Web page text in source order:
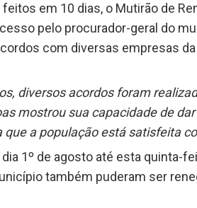
em 10 dias, o Mutirão de
pelo procurador-geral do
com diversas empresas
diversos acordos foram
mostrou sua capacidade de
a população está satisfeita
1º de agosto até esta quinta-
também puderam ser